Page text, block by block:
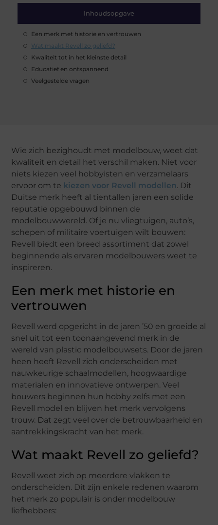
Inhoudsopgave
Een merk met historie en vertrouwen
Wat maakt Revell zo geliefd?
Kwaliteit tot in het kleinste detail
Educatief en ontspannend
Veelgestelde vragen
Wie zich bezighoudt met modelbouw, weet dat
kwaliteit en detail het verschil maken. Niet voor
niets kiezen veel hobbyisten en verzamelaars
ervoor om te kiezen voor Revell modellen. Dit
Duitse merk heeft al tientallen jaren een solide
reputatie opgebouwd binnen de
modelbouwwereld. Of je nu vliegtuigen, auto’s,
schepen of militaire voertuigen wilt bouwen:
Revell biedt een breed assortiment dat zowel
beginnende als ervaren modelbouwers weet te
inspireren.
Een merk met historie en
vertrouwen
Revell werd opgericht in de jaren ’50 en groeide al
snel uit tot een toonaangevend merk in de
wereld van plastic modelbouwsets. Door de jaren
heen heeft Revell zich onderscheiden met
nauwkeurige schaalmodellen, hoogwaardige
materialen en innovatieve ontwerpen. Veel
bouwers beginnen hun hobby zelfs met een
Revell model en blijven het merk vervolgens
trouw. Dat zegt veel over de betrouwbaarheid en
aantrekkingskracht van het merk.
Wat maakt Revell zo geliefd?
Revell weet zich op meerdere vlakken te
onderscheiden. Dit zijn enkele redenen waarom
het merk zo populair is onder modelbouw
liefhebbers: